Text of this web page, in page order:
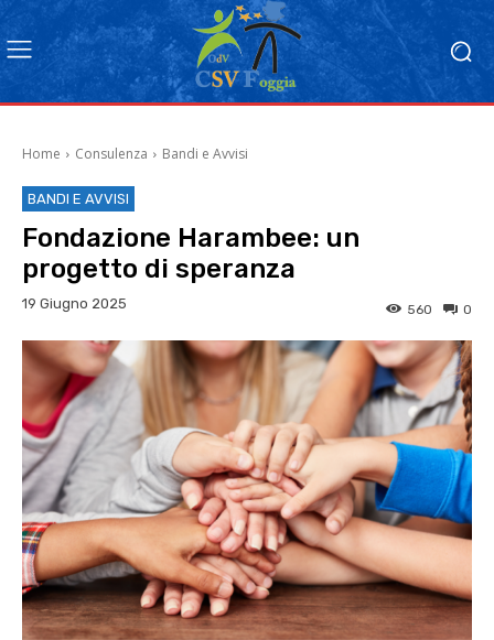
Home Consulenza Bandi e Avvisi
BANDI E AVVISI
Fondazione Harambee: un
progetto di speranza
19 Giugno 2025 0
560